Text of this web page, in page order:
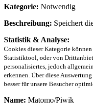
Kategorie: Notwendig
Beschreibung: Speichert
Statistik & Analyse:
Cookies dieser Kategorie
Statistiktool, oder von
personalisiertes, jedoch
erkennen. Über diese
besser für unsere Besucher
Name: Matomo/Piwik